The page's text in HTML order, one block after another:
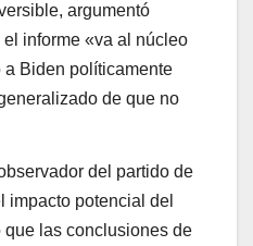
argumentó
informe «va al núcleo
Biden políticamente
de que no
del partido de
impacto potencial del
las conclusiones de